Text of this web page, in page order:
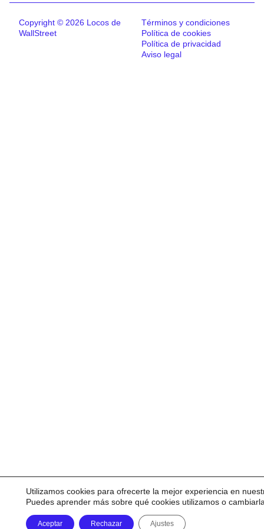
Copyright © 2026 Locos de
WallStreet
Términos y condiciones
Política de cookies
Política de privacidad
Aviso legal
Utilizamos cookies para ofrecerte la mejor experiencia en
Puedes aprender más sobre qué cookies utilizamos o
Aceptar Rechazar Ajustes